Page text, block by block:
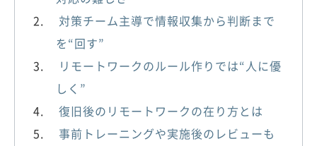
対策チーム主導で情報収集から判断まで
を“回す”
リモートワークのルール作りでは“人に優
しく”
復旧後のリモートワークの在り方とは
事前トレーニングや実施後のレビューも